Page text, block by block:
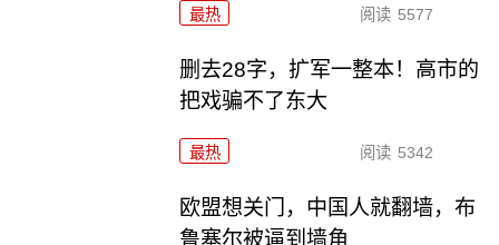
最热 阅读 5577
删去28字，扩军一整本！高市的
把戏骗不了东大
最热 阅读 5342
欧盟想关门，中国人就翻墙，布
鲁塞尔被逼到墙角